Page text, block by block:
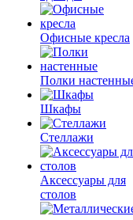
Офисные кресла
Полки
Шкафы
Стеллажи
Аксессуары для
столов